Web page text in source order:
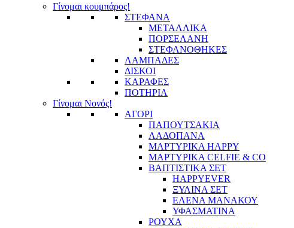
Γίνομαι κουμπάρος!
ΣΤΕΦΑΝΑ
ΜΕΤΑΛΛΙΚΑ
ΠΟΡΣΕΛΑΝΗ
ΣΤΕΦΑΝΟΘΗΚΕΣ
ΛΑΜΠΑΔΕΣ
ΔΙΣΚΟΙ
ΚΑΡΑΦΕΣ
ΠΟΤΗΡΙΑ
Γίνομαι Νονός!
ΑΓΟΡΙ
ΠΑΠΟΥΤΣΑΚΙΑ
ΛΑΔΟΠΑΝΑ
ΜΑΡΤΥΡΙΚΑ HAPPY
ΜΑΡΤΥΡΙΚΑ CELFIE & CO
ΒΑΠΤΙΣΤΙΚΑ ΣΕΤ
HAPPYEVER
ΞΥΛΙΝΑ ΣΕΤ
ΕΛΕΝΑ ΜΑΝΑΚΟΥ
ΥΦΑΣΜΑΤΙΝΑ
ΡΟΥΧΑ